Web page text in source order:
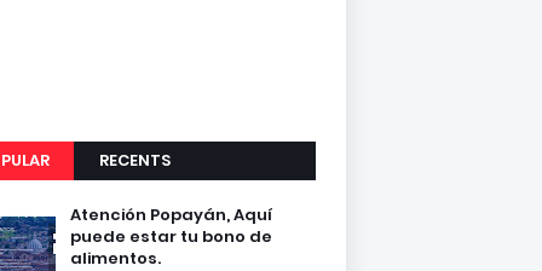
RECENTS
Atención Popayán, Aquí
puede estar tu bono de
alimentos.